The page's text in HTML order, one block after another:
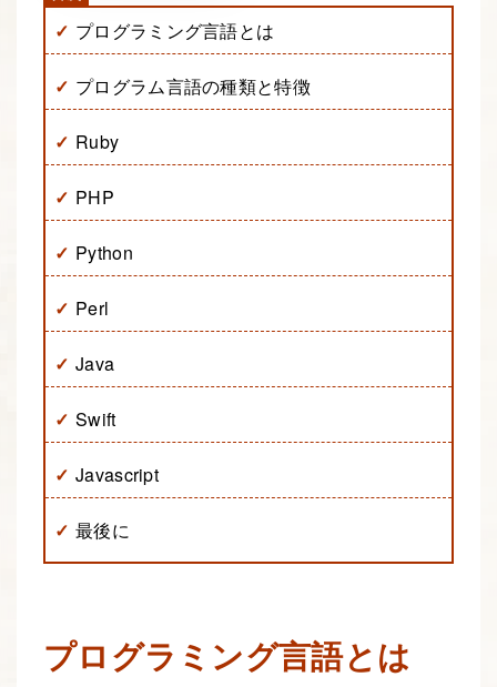
プログラミング言語とは
プログラム言語の種類と特徴
Ruby
PHP
Python
Perl
Java
Swift
Javascript
最後に
プログラミング言語とは